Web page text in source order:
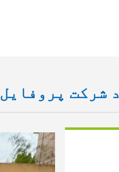
د شرکت پروفایل